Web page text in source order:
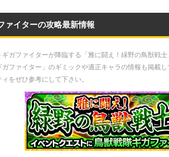
ァイターの攻略最新情報
ギガファイターが降臨する「雅に闘え！緑野の鳥獣戦
ファイター」のギミックや適正キャラの情報も掲載
をぜひ参考にして下さい。